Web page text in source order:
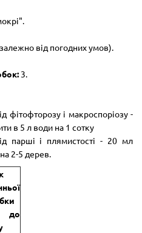
від погодних умов).
3.
фітофторозу і макроспоріозу -
в 5 л води на 1 сотку
парші і плямистості - 20 мл
2-5 дерев.
до